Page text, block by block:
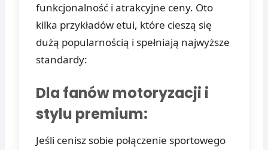
funkcjonalność i atrakcyjne ceny. Oto
kilka przykładów etui, które cieszą się
dużą popularnością i spełniają najwyższe
standardy:
Dla fanów motoryzacji i
stylu premium:
Jeśli cenisz sobie połączenie sportowego